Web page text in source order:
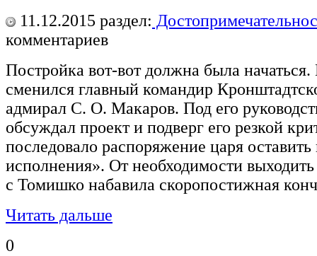
11.12.2015 раздел:
комментариев
Постройка вот-вот должна была
сменился главный командир
адмирал С. О. Макаров. Под его
обсуждал проект и подверг его резкой
последовало распоряжение царя
исполнения». От необходимости
с Томишко набавила скоропостижная
Читать дальше
0